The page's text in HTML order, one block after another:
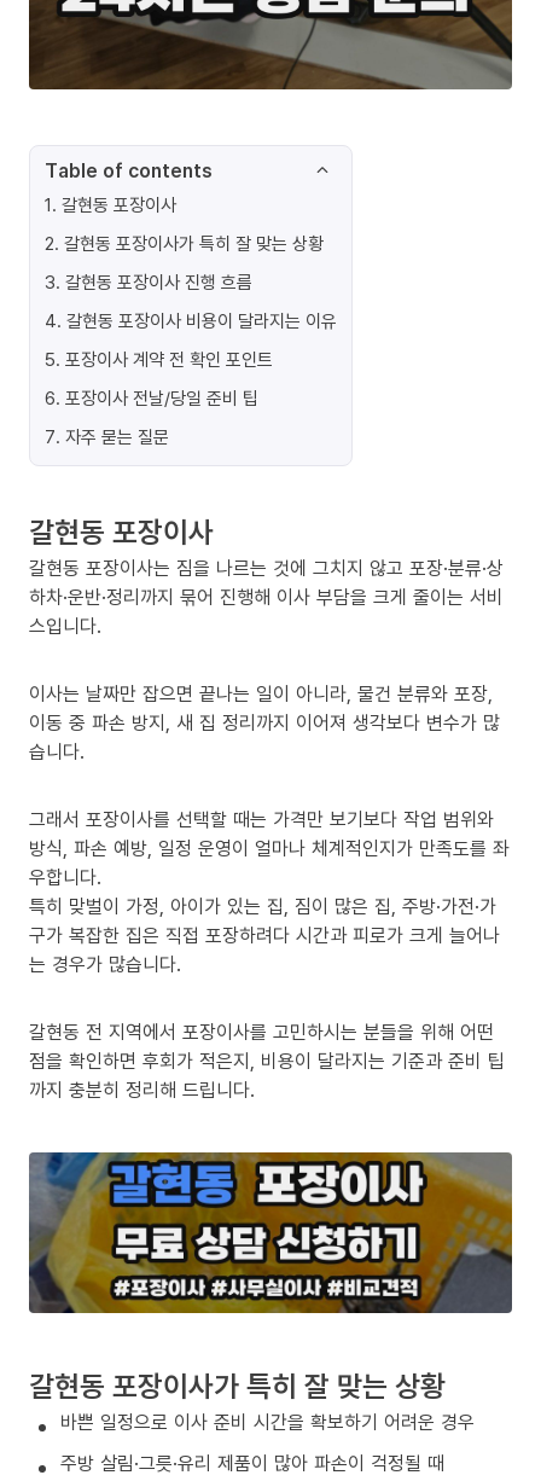
Table of contents
1. 갈현동 포장이사
2. 갈현동 포장이사가 특히 잘 맞는 상황
3. 갈현동 포장이사 진행 흐름
4. 갈현동 포장이사 비용이 달라지는 이유
5. 포장이사 계약 전 확인 포인트
6. 포장이사 전날/당일 준비 팁
7. 자주 묻는 질문
갈현동 포장이사
갈현동 포장이사는 짐을 나르는 것에 그치지 않고 포장·분류·상
하차·운반·정리까지 묶어 진행해 이사 부담을 크게 줄이는 서비
스입니다.
이사는 날짜만 잡으면 끝나는 일이 아니라, 물건 분류와 포장,
이동 중 파손 방지, 새 집 정리까지 이어져 생각보다 변수가 많
습니다.
그래서 포장이사를 선택할 때는 가격만 보기보다 작업 범위와
방식, 파손 예방, 일정 운영이 얼마나 체계적인지가 만족도를 좌
우합니다.
특히 맞벌이 가정, 아이가 있는 집, 짐이 많은 집, 주방·가전·가
구가 복잡한 집은 직접 포장하려다 시간과 피로가 크게 늘어나
는 경우가 많습니다.
갈현동 전 지역에서 포장이사를 고민하시는 분들을 위해 어떤
점을 확인하면 후회가 적은지, 비용이 달라지는 기준과 준비 팁
까지 충분히 정리해 드립니다.
갈현동 포장이사가 특히 잘 맞는 상황
바쁜 일정으로 이사 준비 시간을 확보하기 어려운 경우
주방 살림·그릇·유리 제품이 많아 파손이 걱정될 때